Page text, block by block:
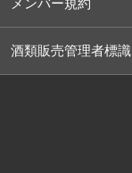
メンバー規約
酒類販売管理者標識